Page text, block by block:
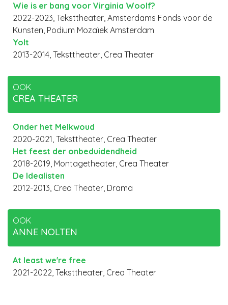
Wie is er bang voor Virginia Woolf?
2022-2023, Teksttheater, Amsterdams Fonds voor de
Kunsten, Podium Mozaïek Amsterdam
Yolt
2013-2014, Teksttheater, Crea Theater
OOK
CREA THEATER
Onder het Melkwoud
2020-2021, Teksttheater, Crea Theater
Het feest der onbeduidendheid
2018-2019, Montagetheater, Crea Theater
De Idealisten
2012-2013, Crea Theater, Drama
OOK
ANNE NOLTEN
At least we're free
2021-2022, Teksttheater, Crea Theater